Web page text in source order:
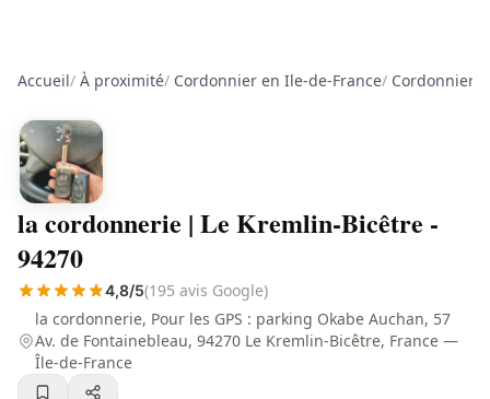
Accueil/ À proximité/ Cordonnier en Ile-de-France/ Cordonnier
la cordonnerie | Le Kremlin-Bicêtre -
94270
4,8/5(195 avis Google)
la cordonnerie, Pour les GPS : parking Okabe Auchan, 57
Av. de Fontainebleau, 94270 Le Kremlin-Bicêtre, France —
Île-de-France